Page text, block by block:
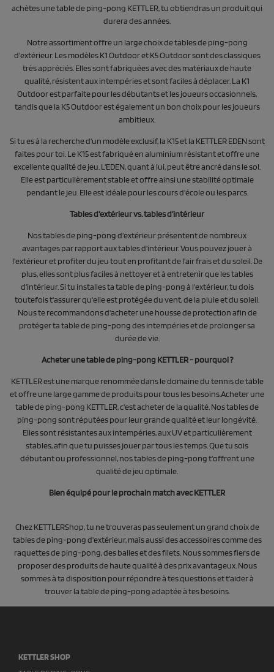
achètes une table de ping-pong KETTLER, tu obtiendras un produit qui
durera des années.
Notre assortiment offre un large choix de tables de ping-pong
d'extérieur. Les modèles K1 Outdoor et K5 Outdoor sont des classiques
très appréciés. Elles sont fabriquées avec des matériaux de haute
qualité, résistent aux intempéries et sont faciles à déplacer. La K1
Outdoor est parfaite pour les débutants et les joueurs occasionnels,
tandis que la K5 Outdoor est également un bon choix pour les joueurs
ambitieux.
Si tu es à la recherche d'un modèle exclusif, la K15 et la KETTLER EDEN sont
faites pour toi. Le K15 est fabriqué en aluminium résistant et offre une
excellente qualité de jeu. L'EDEN, quant à lui, peut être ancré dans le sol.
Elle est particulièrement stable et offre ainsi une stabilité optimale
pendant le jeu. Elle est idéale pour les cours d'école ou les parcs.
Tables d'extérieur vs. tables d'intérieur
Nos tables de ping-pong d'extérieur présentent de nombreux
avantages par rapport aux tables d'intérieur. Vous pouvez jouer à
l'extérieur et profiter du jeu tout en profitant de l'air frais et du soleil. De
plus, elles sont plus faciles à nettoyer et à entretenir que les tables
d'intérieur. Si tu installes ta table de ping-pong à l'extérieur, tu dois
toutefois t'assurer qu'elle est protégée du vent, de la pluie et du soleil.
Nous te recommandons d'acheter une housse de protection afin de
protéger ta table de ping-pong des intempéries et de prolonger sa
durée de vie.
Acheter une table de ping-pong KETTLER - pourquoi ?
KETTLER est une marque renommée dans le domaine du tennis de table
et offre une large gamme de produits pour tous les besoins.Acheter une
table de ping-pong KETTLER, c'est acheter de la qualité. Nos tables de
ping-pong sont réputées pour leur grande qualité et leur longévité.
Elles sont résistantes aux intempéries, aux UV et particulièrement
stables, afin que tu puisses jouer par tous les temps. Que tu sois
débutant ou professionnel, nos tables de ping-pong t'offrent une
qualité de jeu optimale.
Bien équipé pour le prochain match avec KETTLER
Chez KETTLERShop, tu ne trouveras pas seulement un grand choix de
tables de ping-pong d'extérieur, mais aussi des accessoires comme des
raquettes de ping-pong, des balles et des filets. Nous sommes fiers de
proposer des produits de haute qualité à des prix avantageux. Nous
sommes à ta disposition pour répondre à tes questions et t'aider à
trouver la table de ping-pong adaptée à tes besoins.
KETTLER SHOP